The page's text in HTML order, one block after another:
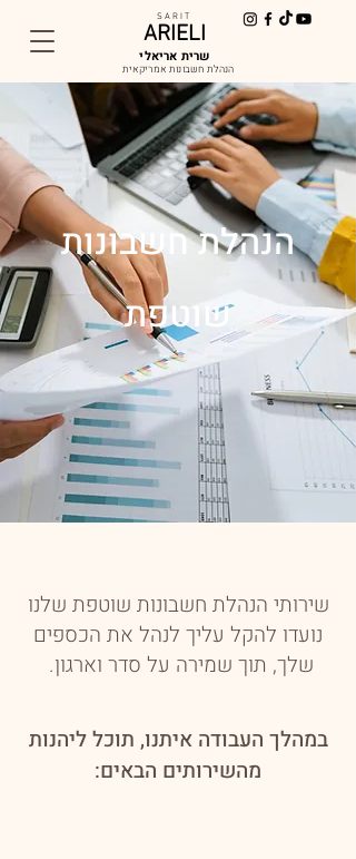
S A R I T
ARIELI
שרית אריאלי
הנהלת חשבונות אמריקאית
הנהלת חשבונות
שוטפת
שירותי הנהלת חשבונות שוטפת שלנו
נועדו להקל עליך לנהל את הכספים
שלך, תוך שמירה על סדר וארגון. ​
במהלך העבודה איתנו, תוכל ליהנות
מהשירותים הבאים: